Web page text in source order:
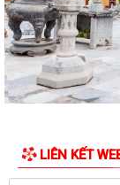
Cơ hội không gõ
"không chậm trễ"
Làm thêm giờ
đúng quyền lợi theo
trong thời bình.
LIÊN KẾT